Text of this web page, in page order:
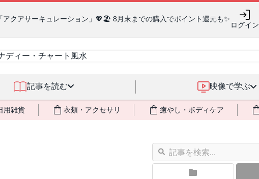
クアサーキュレーション」💖🏖️ 8月末までの購入でポイント還元も✨
ログイン
記事を読む 映像で学ぶ
用雑貨 衣類・アクセサリ 癒やし・ボディケア